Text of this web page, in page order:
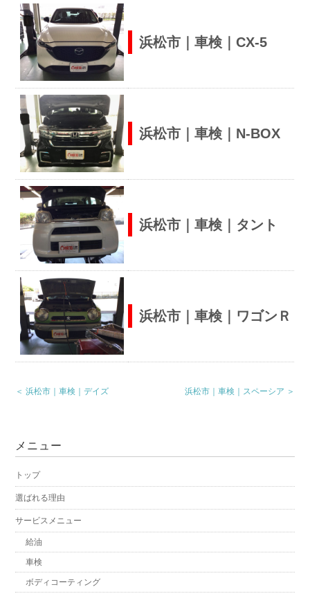
浜松市｜車検｜CX-5
浜松市｜車検｜N-BOX
浜松市｜車検｜タント
浜松市｜車検｜ワゴンＲ
＜ 浜松市｜車検｜デイズ 浜松市｜車検｜スペーシア ＞
メニュー
トップ
選ばれる理由
サービスメニュー
給油
車検
ボディコーティング